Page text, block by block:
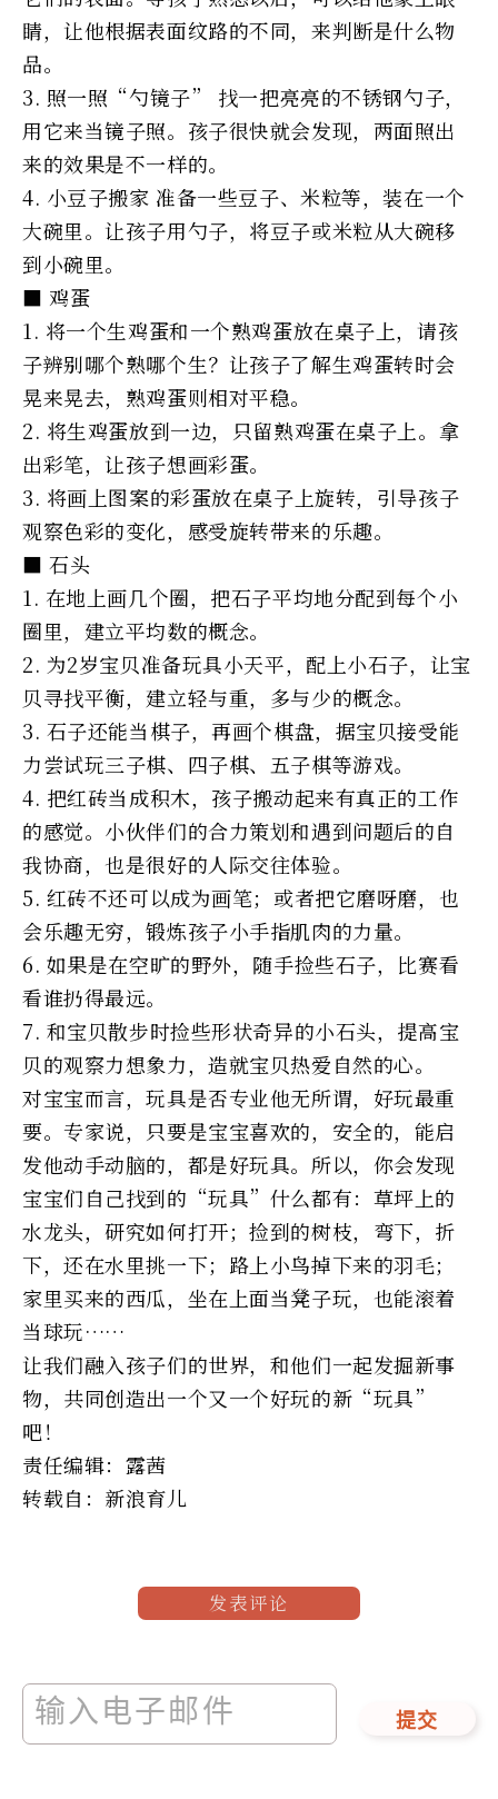
睛，让他根据表面纹路的不同，来判断是什么物
品。
3. 照一照“勺镜子” 找一把亮亮的不锈钢勺子，
用它来当镜子照。孩子很快就会发现，两面照出
来的效果是不一样的。
4. 小豆子搬家 准备一些豆子、米粒等，装在一个
大碗里。让孩子用勺子，将豆子或米粒从大碗移
到小碗里。
■ 鸡蛋
1. 将一个生鸡蛋和一个熟鸡蛋放在桌子上，请孩
子辨别哪个熟哪个生？让孩子了解生鸡蛋转时会
晃来晃去，熟鸡蛋则相对平稳。
2. 将生鸡蛋放到一边，只留熟鸡蛋在桌子上。拿
出彩笔，让孩子想画彩蛋。
3. 将画上图案的彩蛋放在桌子上旋转，引导孩子
观察色彩的变化，感受旋转带来的乐趣。
■ 石头
1. 在地上画几个圈，把石子平均地分配到每个小
圈里，建立平均数的概念。
2. 为2岁宝贝准备玩具小天平，配上小石子，让宝
贝寻找平衡，建立轻与重，多与少的概念。
3. 石子还能当棋子，再画个棋盘，据宝贝接受能
力尝试玩三子棋、四子棋、五子棋等游戏。
4. 把红砖当成积木，孩子搬动起来有真正的工作
的感觉。小伙伴们的合力策划和遇到问题后的自
我协商，也是很好的人际交往体验。
5. 红砖不还可以成为画笔；或者把它磨呀磨，也
会乐趣无穷，锻炼孩子小手指肌肉的力量。
6. 如果是在空旷的野外，随手捡些石子，比赛看
看谁扔得最远。
7. 和宝贝散步时捡些形状奇异的小石头，提高宝
贝的观察力想象力，造就宝贝热爱自然的心。
对宝宝而言，玩具是否专业他无所谓，好玩最重
要。专家说，只要是宝宝喜欢的，安全的，能启
发他动手动脑的，都是好玩具。所以，你会发现
宝宝们自己找到的“玩具”什么都有：草坪上的
水龙头，研究如何打开；捡到的树枝，弯下，折
下，还在水里挑一下；路上小鸟掉下来的羽毛；
家里买来的西瓜，坐在上面当凳子玩，也能滚着
当球玩……
让我们融入孩子们的世界，和他们一起发掘新事
物，共同创造出一个又一个好玩的新“玩具”
吧！
责任编辑：露茜
转载自：新浪育儿
发表评论
提交